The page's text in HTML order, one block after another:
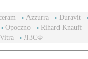
Azzurra Duravit
Opoczno Rihard Knauff
Vitra ЛЗСФ